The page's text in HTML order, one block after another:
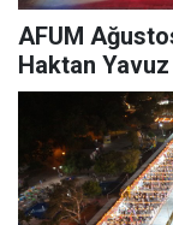
AFUM
Haktan Yavuz